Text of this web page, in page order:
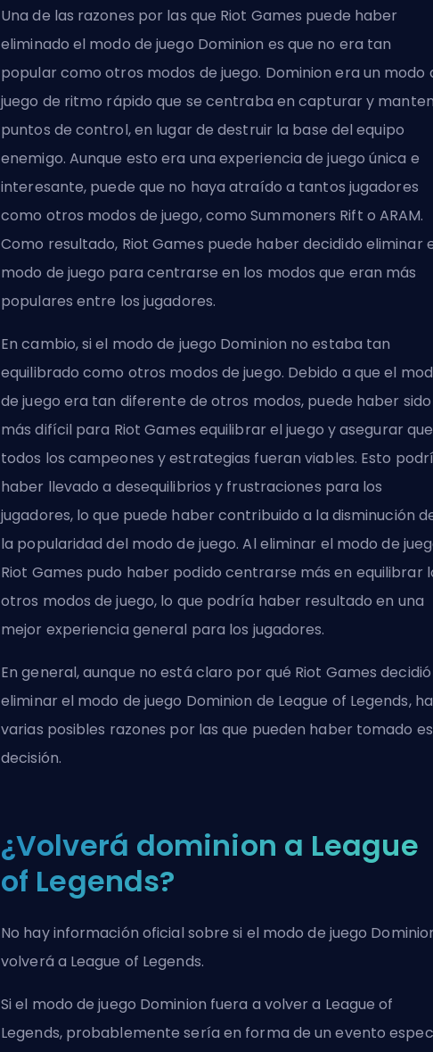
Una de las razones por las que Riot Games puede haber
eliminado el modo de juego Dominion es que no era tan
popular como otros modos de juego. Dominion era un modo
juego de ritmo rápido que se centraba en capturar y
puntos de control, en lugar de destruir la base del equipo
enemigo. Aunque esto era una experiencia de juego única e
interesante, puede que no haya atraído a tantos jugadores
como otros modos de juego, como Summoners Rift o ARAM.
Como resultado, Riot Games puede haber decidido eliminar
modo de juego para centrarse en los modos que eran más
populares entre los jugadores.
En cambio, si el modo de juego Dominion no estaba tan
equilibrado como otros modos de juego. Debido a que el
de juego era tan diferente de otros modos, puede haber sido
más difícil para Riot Games equilibrar el juego y asegurar que
todos los campeones y estrategias fueran viables. Esto
haber llevado a desequilibrios y frustraciones para los
jugadores, lo que puede haber contribuido a la disminución
la popularidad del modo de juego. Al eliminar el modo de
Riot Games pudo haber podido centrarse más en equilibrar
otros modos de juego, lo que podría haber resultado en una
mejor experiencia general para los jugadores.
En general, aunque no está claro por qué Riot Games decidió
eliminar el modo de juego Dominion de League of Legends,
varias posibles razones por las que pueden haber tomado
decisión.
¿Volverá dominion a League
of Legends?
No hay información oficial sobre si el modo de juego
volverá a League of Legends.
Si el modo de juego Dominion fuera a volver a League of
Legends, probablemente sería en forma de un evento